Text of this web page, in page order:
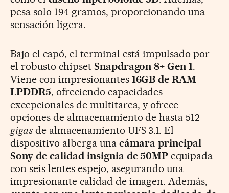
pesa solo 194 gramos, proporcionando una
sensación ligera.
Bajo el capó, el terminal está impulsado por
el robusto chipset Snapdragon 8+ Gen 1.
Viene con impresionantes 16GB de RAM
LPDDR5, ofreciendo capacidades
excepcionales de multitarea, y ofrece
opciones de almacenamiento de hasta 512
gigasde almacenamiento UFS 3.1. El
dispositivo alberga una cámara principal
Sony de calidad insignia de 50MP equipada
con seis lentes espejo, asegurando una
impresionante calidad de imagen. Además,